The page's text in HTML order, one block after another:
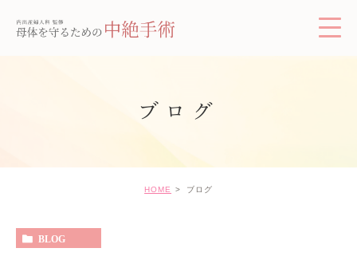
ブログ
HOME ブログ
BLOG